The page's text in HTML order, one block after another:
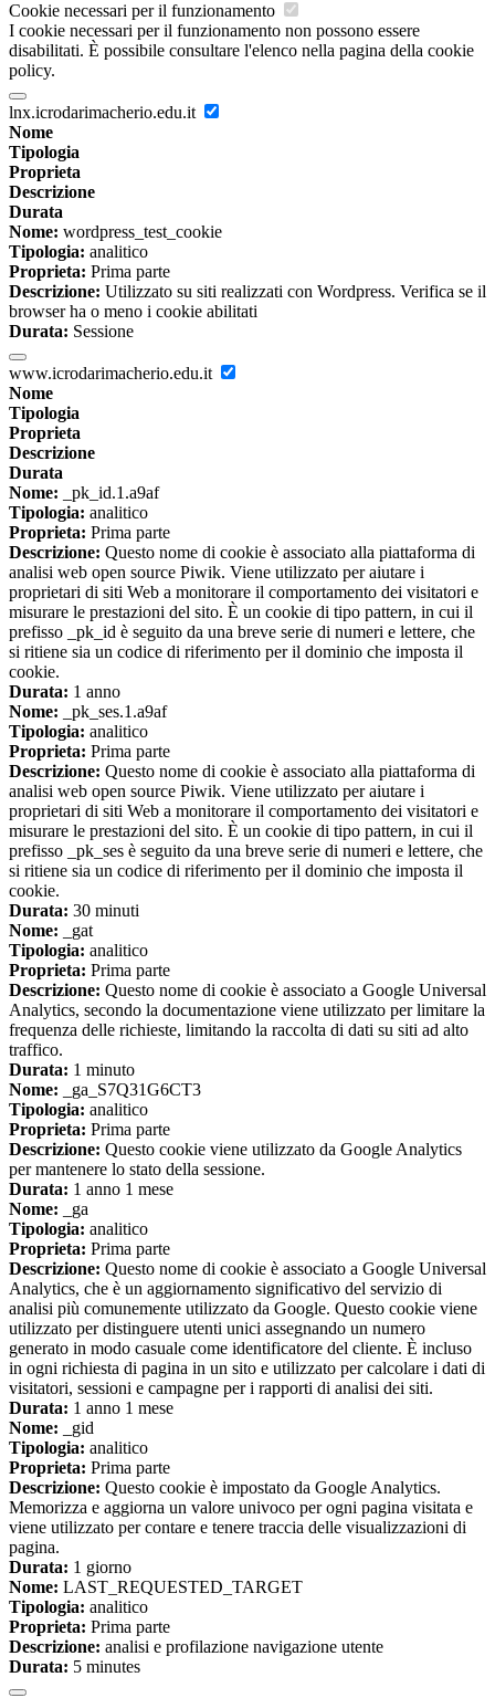
Cookie necessari per il funzionamento
I cookie necessari per il funzionamento non possono essere
disabilitati. È possibile consultare l'elenco nella pagina della cookie
policy.
lnx.icrodarimacherio.edu.it
Nome
Tipologia
Proprieta
Descrizione
Durata
Nome: wordpress_test_cookie
Tipologia: analitico
Proprieta: Prima parte
Descrizione: Utilizzato su siti realizzati con Wordpress. Verifica se il
browser ha o meno i cookie abilitati
Durata: Sessione
www.icrodarimacherio.edu.it
Nome
Tipologia
Proprieta
Descrizione
Durata
Nome: _pk_id.1.a9af
Tipologia: analitico
Proprieta: Prima parte
Descrizione: Questo nome di cookie è associato alla piattaforma di
analisi web open source Piwik. Viene utilizzato per aiutare i
proprietari di siti Web a monitorare il comportamento dei visitatori e
misurare le prestazioni del sito. È un cookie di tipo pattern, in cui il
prefisso _pk_id è seguito da una breve serie di numeri e lettere, che
si ritiene sia un codice di riferimento per il dominio che imposta il
cookie.
Durata: 1 anno
Nome: _pk_ses.1.a9af
Tipologia: analitico
Proprieta: Prima parte
Descrizione: Questo nome di cookie è associato alla piattaforma di
analisi web open source Piwik. Viene utilizzato per aiutare i
proprietari di siti Web a monitorare il comportamento dei visitatori e
misurare le prestazioni del sito. È un cookie di tipo pattern, in cui il
prefisso _pk_ses è seguito da una breve serie di numeri e lettere, che
si ritiene sia un codice di riferimento per il dominio che imposta il
cookie.
Durata: 30 minuti
Nome: _gat
Tipologia: analitico
Proprieta: Prima parte
Descrizione: Questo nome di cookie è associato a Google Universal
Analytics, secondo la documentazione viene utilizzato per limitare la
frequenza delle richieste, limitando la raccolta di dati su siti ad alto
traffico.
Durata: 1 minuto
Nome: _ga_S7Q31G6CT3
Tipologia: analitico
Proprieta: Prima parte
Descrizione: Questo cookie viene utilizzato da Google Analytics
per mantenere lo stato della sessione.
Durata: 1 anno 1 mese
Nome: _ga
Tipologia: analitico
Proprieta: Prima parte
Descrizione: Questo nome di cookie è associato a Google Universal
Analytics, che è un aggiornamento significativo del servizio di
analisi più comunemente utilizzato da Google. Questo cookie viene
utilizzato per distinguere utenti unici assegnando un numero
generato in modo casuale come identificatore del cliente. È incluso
in ogni richiesta di pagina in un sito e utilizzato per calcolare i dati di
visitatori, sessioni e campagne per i rapporti di analisi dei siti.
Durata: 1 anno 1 mese
Nome: _gid
Tipologia: analitico
Proprieta: Prima parte
Descrizione: Questo cookie è impostato da Google Analytics.
Memorizza e aggiorna un valore univoco per ogni pagina visitata e
viene utilizzato per contare e tenere traccia delle visualizzazioni di
pagina.
Durata: 1 giorno
Nome: LAST_REQUESTED_TARGET
Tipologia: analitico
Proprieta: Prima parte
Descrizione: analisi e profilazione navigazione utente
Durata: 5 minutes